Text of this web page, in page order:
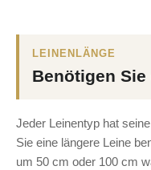
LEINENLÄNGE
Benötigen
Jeder Leinentyp hat
Sie eine längere Leine
um 50 cm oder 100 cm